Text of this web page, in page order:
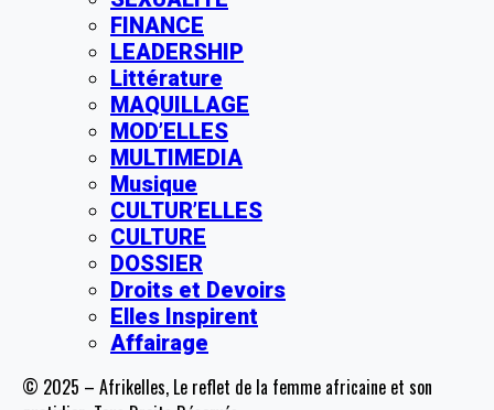
FINANCE
LEADERSHIP
Littérature
MAQUILLAGE
MOD’ELLES
MULTIMEDIA
Musique
CULTUR’ELLES
CULTURE
DOSSIER
Droits et Devoirs
Elles Inspirent
Affairage
© 2025 – Afrikelles, Le reflet de la femme africaine et son